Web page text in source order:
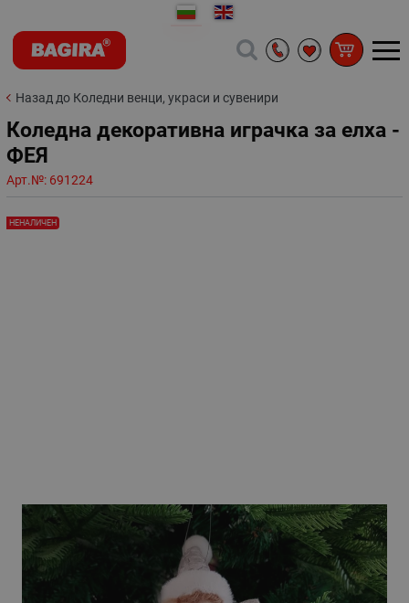
Назад до Коледни венци, украси и сувенири
Коледна декоративна играчка за елха -
ФЕЯ
Арт.№: 691224
НЕНАЛИЧЕН